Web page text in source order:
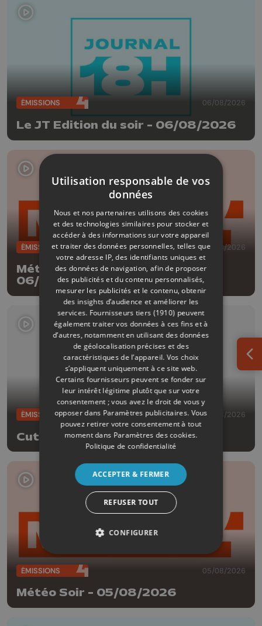
ÉMISSIONS 06/08/2026
Le JT Edition du soir - 06/08/2026
ÉMISSIONS 06/08/2026
Météo Edition de la mi-journée -
06/08/2026
ÉMISSIONS 05/08/2026
Cut!
ÉMISSIONS 05/08/2026
Météo Soir - 05/08/2026
Utilisation responsable de vos
données
Nous et nos partenaires utilisons des cookies
et des technologies similaires pour stocker et
accéder à des informations sur votre appareil
et traiter des données personnelles, telles que
votre adresse IP, des identifiants uniques et
des données de navigation, afin de proposer
des publicités et du contenu personnalisés,
mesurer les publicités et le contenu, obtenir
des insights d’audience et améliorer les
services. Fournisseurs tiers (1910) peuvent
également traiter vos données à ces fins et à
d’autres, notamment en utilisant des données
de géolocalisation précises et des
caractéristiques de l’appareil. Vos choix
s’appliquent uniquement à ce site web.
Certains fournisseurs peuvent se fonder sur
leur intérêt légitime plutôt que sur votre
consentement ; vous avez le droit de vous y
opposer dans Paramètres publicitaires. Vous
pouvez retirer votre consentement à tout
moment dans Paramètres des cookies.
Politique de confidentialité
ACCEPTER & FERMER
REFUSER TOUT
CONFIGURER